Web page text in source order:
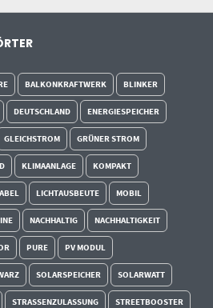
BALKONKRAFTWERK BLINKER
DEUTSCHLAND ENERGIESPEICHER
GLEICHSTROM GRÜNER STROM
KLIMAANLAGE KOMPAKT
LICHTAUSBEUTE MOBIL
NACHHALTIG NACHHALTIGKEIT
PURE PV MODUL
SOLARSPEICHER SOLARWATT
STRASSENZULASSUNG STREETBOOSTER